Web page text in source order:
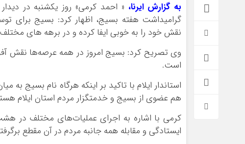
*فرهنگی *جهان
به گزارش ایرنا، « احمد کرمی» روز یکشنبه در
گرامیداشت هفته بسیج، اظهار کرد: بسیج برای
نقش خود را به خوبی ایفا کرده و در برهه های
وی تصریح کرد: بسیج امروز در همه عرصه‌ها نقش
است.
استاندار ایلام با تاکید بر اینکه هرگاه نام بسیج
هم عضوی از بسیج و خدمتگزار مردم استان ایلام
کرمی با اشاره به اجرای عملیات‌های مختلف در
ایستادگی و مقابله همه جانبه مردم در آن مقطع